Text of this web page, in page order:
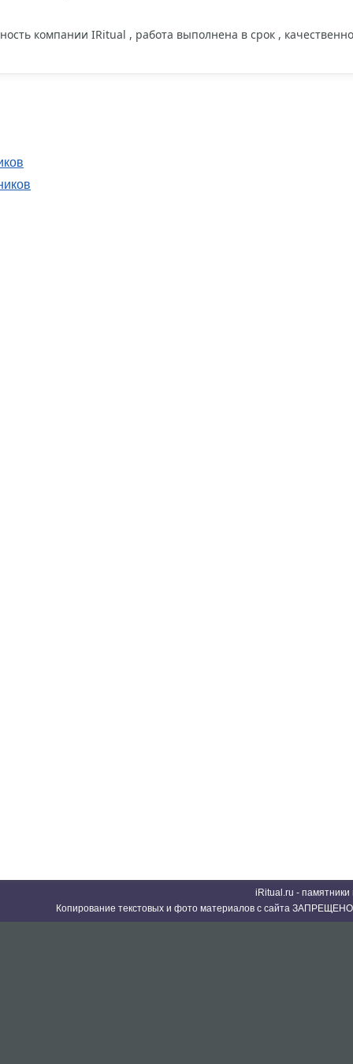
компании IRitual , работа выполнена в срок ,
iRitual.ru -
Копирование текстовых и фото материалов с сайта